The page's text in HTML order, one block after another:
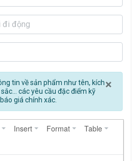
×
tin về sản phẩm như tên, kích
các yêu cầu đặc điểm kỹ
giá chính xác.
Insert Format
Table